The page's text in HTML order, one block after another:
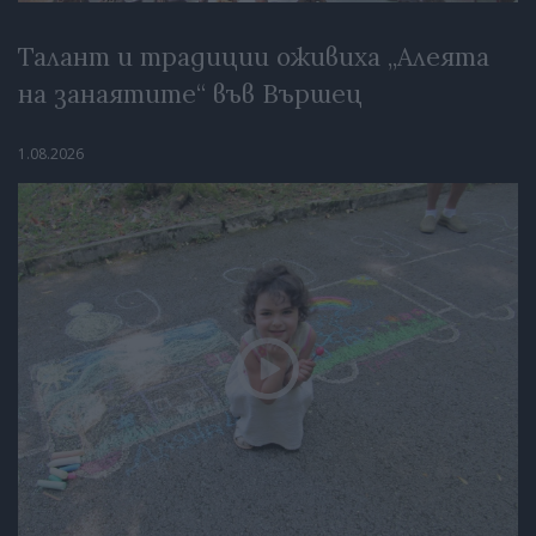
Талант и традиции оживиха „Алеята
на занаятите“ във Вършец
1.08.2026